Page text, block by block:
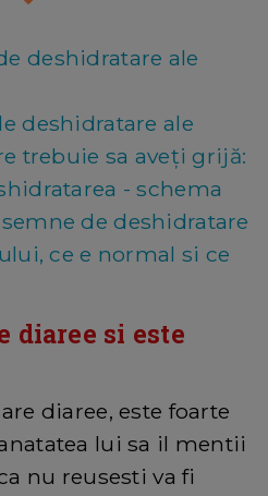
deshidratare ale
deshidratare ale
trebuie sa aveți grijă:
- schema
de deshidratare
ce e normal si ce
diaree si este
diaree, este foarte
lui sa il mentii
nu reusesti va fi